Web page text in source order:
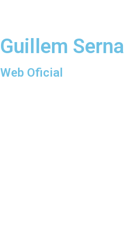
Guillem Serna
Web Oficial